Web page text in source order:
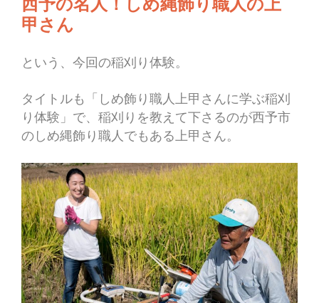
甲さん
という、今回の稲刈り体験。
タイトルも「しめ飾り職人上甲さんに学ぶ稲刈
り体験」で、稲刈りを教えて下さるのが西予市
のしめ縄飾り職人でもある上甲さん。